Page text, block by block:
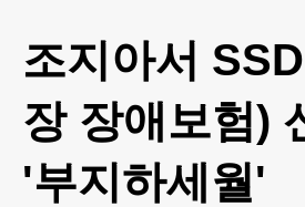
조지아서
장 장애보험)
'부지하세월'